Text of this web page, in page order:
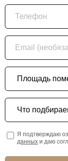
Телефон
Email
Площадь
Что подбираем?
Я подтверждаю
данных и даю